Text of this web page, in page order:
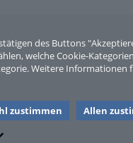
des Buttons
welche Cookie-
Weitere Informationen
zustimmen
Allen